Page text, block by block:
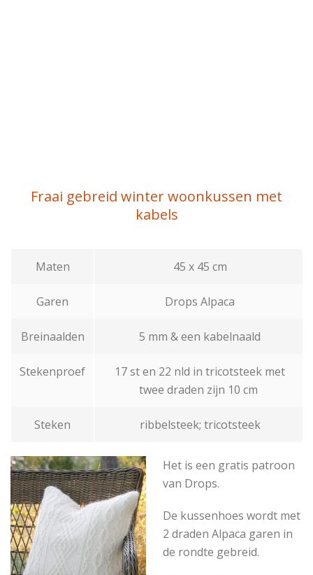
Fraai gebreid winter woonkussen met
kabels
Maten 45 x 45 cm
Garen Drops Alpaca
Breinaalden 5 mm & een kabelnaald
Stekenproef
17 st en 22 nld in tricotsteek met
twee draden zijn 10 cm
Steken ribbelsteek; tricotsteek
Het is een gratis patroon
van Drops.
De kussenhoes wordt met
2 draden Alpaca garen in
de rondte gebreid.